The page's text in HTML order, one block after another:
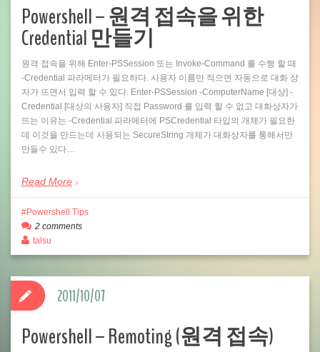
Powershell – 원격 접속을 위한
Credential 만들기
원격 접속을 위해 Enter-PSSession 또는 Invoke-Command 를 수행 할 때
-Credential 파라메터가 필요하다. 사용자 이름만 적으면 자동으로 대화 상
자가 뜨면서 입력 할 수 있다. Enter-PSSession -ComputerName [대상] -
Credential [대상의 사용자] 직접 Password 를 입력 할 수 없고 대화상자가
뜨는 이유는 -Credential 파라메터에 PSCredential 타입의 개체가 필요한
데 이것을 만드는데 사용되는 SecureString 개체가 대화상자를 통해서만
만들수 있다…
Read More
Powershell Tips
2 comments
talsu
Powershell – Remoting (원격 접속)
2011/10/07